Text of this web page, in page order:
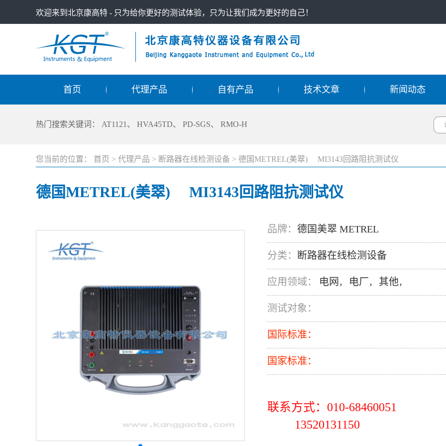
欢迎来到北京康高特 - 只为给你更好的测试体验，只为让我们成为更好的自己！
首页 代理产品 自有产品 技术文章 新闻动态
热门搜索关键词： AT1121 、 HVA45TD、 PD-SGS、 RMO-H
您当前的位置： 首页 > 代理产品 > 断路器在线检测设备 > 德国METREL(美翠) MI3143回路阻抗测试仪
德国METREL(美翠) MI3143回路阻抗测试仪
品牌： 德国美翠 METREL
分类： 断路器在线检测设备
应用领域： 电网 ， 电厂， 其他，
测试对象：
国际标准：
国家标准：
联系方式：010-68460051
13520131150